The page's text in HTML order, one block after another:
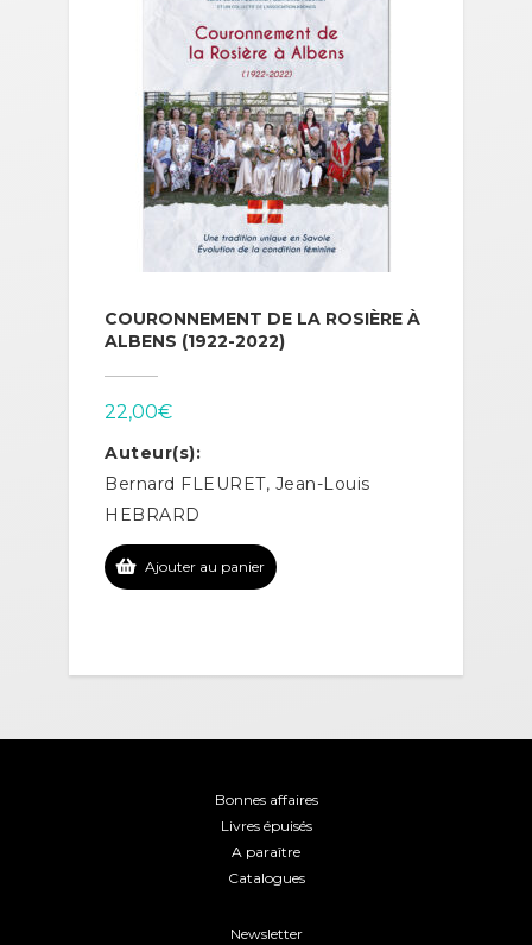
COURONNEMENT DE LA ROSIÈRE À
ALBENS (1922-2022)
22,00€
Auteur(s):
Bernard FLEURET, Jean-Louis
HEBRARD
Ajouter au panier
Bonnes affaires
Livres épuisés
A paraître
Catalogues
Newsletter